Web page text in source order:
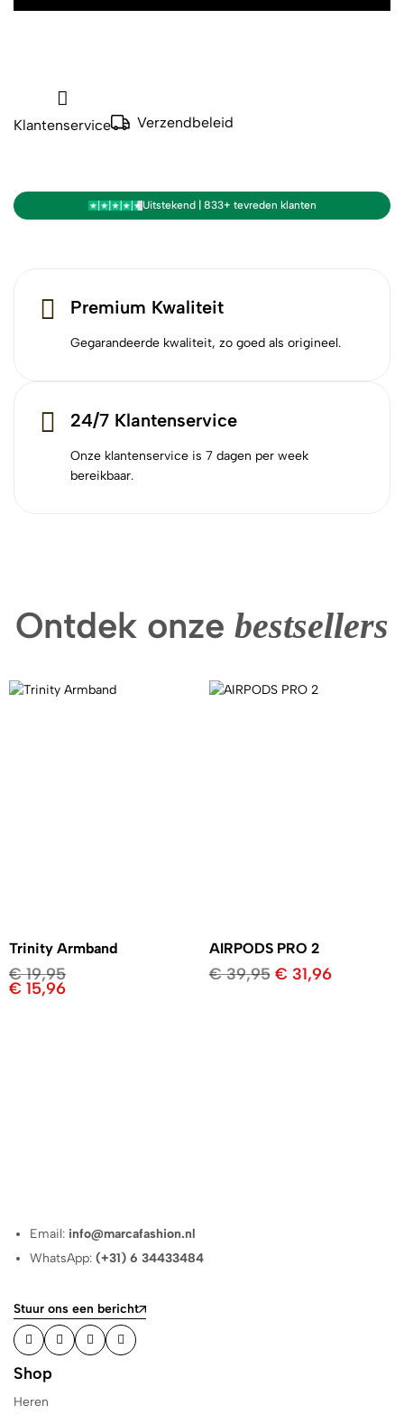
Klantenservice Verzendbeleid
Uitstekend | 833+ tevreden klanten
Premium Kwaliteit
Gegarandeerde kwaliteit, zo goed als origineel.
24/7 Klantenservice
Onze klantenservice is 7 dagen per week
bereikbaar.
Ontdek onze bestsellers
Trinity Armband
€19,95
€ 15,96
AIRPODS PRO 2
€39,95 € 31,96
Email: info@marcafashion.nl
WhatsApp:(+31) 6 34433484
Stuur ons een bericht
Shop
Heren